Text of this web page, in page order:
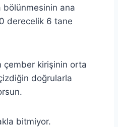
bölünmesinin ana
derecelik 6 tane
çember kirişinin orta
doğrularla
bitmiyor.